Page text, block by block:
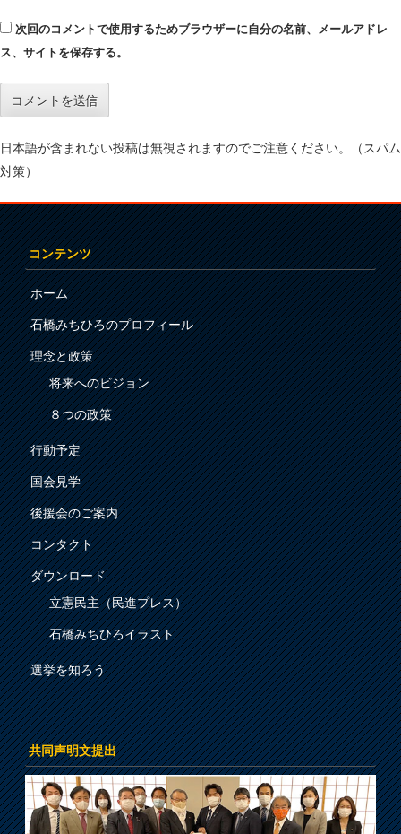
次回のコメントで使用するためブラウザーに自分の名前、メールアドレ
ス、サイトを保存する。
日本語が含まれない投稿は無視されますのでご注意ください。（スパム
対策）
コンテンツ
ホーム
石橋みちひろのプロフィール
理念と政策
将来へのビジョン
８つの政策
行動予定
国会見学
後援会のご案内
コンタクト
ダウンロード
立憲民主（民進プレス）
石橋みちひろイラスト
選挙を知ろう
共同声明文提出